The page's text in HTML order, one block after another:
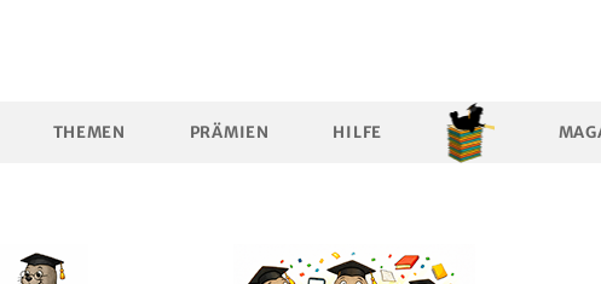
THEMEN PRÄMIEN HILFE